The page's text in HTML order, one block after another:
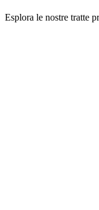
Esplora le nostre tratte